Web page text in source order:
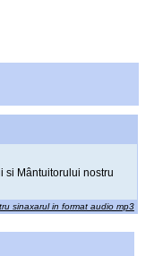
si Mântuitorului nostru
sinaxarul in format audio mp3